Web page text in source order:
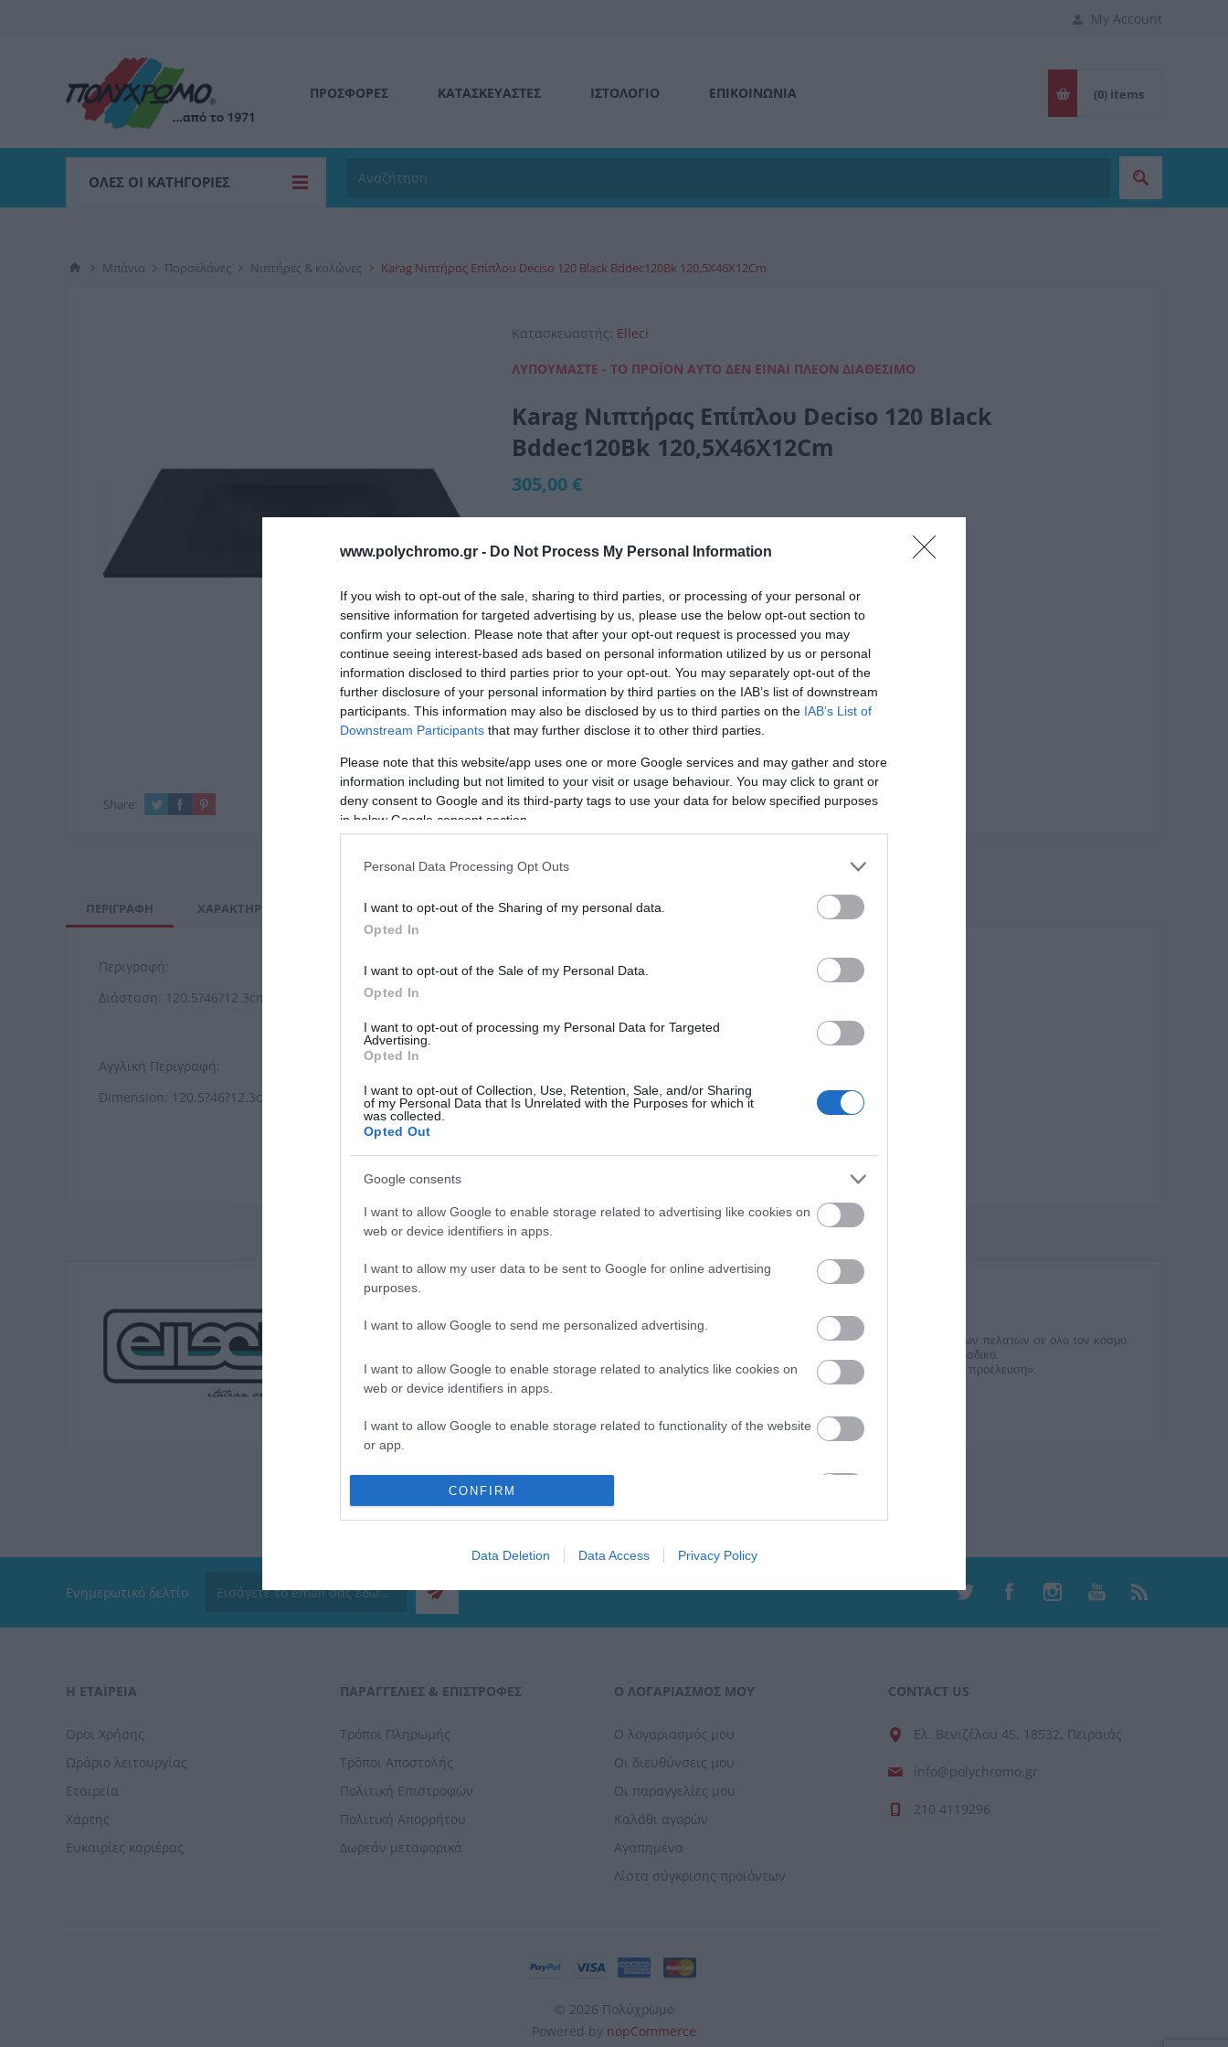
www.polychromo.gr - Do Not Process My Personal Information
If you wish to opt-out of the sale, sharing to third parties, or processing of your personal or
sensitive information for targeted advertising by us, please use the below opt-out section to
confirm your selection. Please note that after your opt-out request is processed you may
continue seeing interest-based ads based on personal information utilized by us or personal
information disclosed to third parties prior to your opt-out. You may separately opt-out of the
further disclosure of your personal information by third parties on the IAB’s list of downstream
participants. This information may also be disclosed by us to third parties on the IAB’s List of
Downstream Participants that may further disclose it to other third parties.
Please note that this website/app uses one or more Google services and may gather and store
information including but not limited to your visit or usage behaviour. You may click to grant or
deny consent to Google and its third-party tags to use your data for below specified purposes
in below Google consent section.
Personal Data Processing Opt Outs
I want to opt-out of the Sharing of my personal data.
Opted In
I want to opt-out of the Sale of my Personal Data.
Opted In
I want to opt-out of processing my Personal Data for Targeted
Advertising.
Opted In
I want to opt-out of Collection, Use, Retention, Sale, and/or Sharing
of my Personal Data that Is Unrelated with the Purposes for which it
was collected.
Opted Out
Google consents
I want to allow Google to enable storage related to advertising like cookies on
web or device identifiers in apps.
I want to allow my user data to be sent to Google for online advertising
purposes.
I want to allow Google to send me personalized advertising.
I want to allow Google to enable storage related to analytics like cookies on
web or device identifiers in apps.
I want to allow Google to enable storage related to functionality of the website
or app.
I want to allow Google to enable storage related to personalization.
I want to allow Google to enable storage related to security, including
authentication functionality and fraud prevention, and other user protection.
CONFIRM
Data Deletion Data Access Privacy Policy
My Account
ΠΡΟΣΦΟΡΕΣ ΚΑΤΑΣΚΕΥΑΣΤΕΣ ΙΣΤΟΛΌΓΙΟ ΕΠΙΚΟΙΝΩΝΊΑ (0) items
ΌΛΕΣ ΟΙ ΚΑΤΗΓΟΡΊΕΣ
Μπάνιο Πορσελάνες Νιπτήρες & κολώνες Karag Νιπτήρας Επίπλου Deciso 120 Black Bddec120Bk 120,5X46X12Cm
Κατασκευαστής: Elleci
ΛΥΠΟΎΜΑΣΤΕ - ΤΟ ΠΡΟΪΌΝ ΑΥΤΌ ΔΕΝ ΕΊΝΑΙ ΠΛΈΟΝ ΔΙΑΘΈΣΙΜΟ
Karag Νιπτήρας Επίπλου Deciso 120 Black
Bddec120Bk 120,5X46X12Cm
305,00 €
Μη Διαθέσιμο
ΚΩΔΙΚΟΣ: BDDEC120BK46
Share:
ΠΕΡΙΓΡΑΦΉ ΧΑΡΑΚΤΗΡΙΣΤΙΚΆ ΚΌΣΤΟΣ ΜΕΤΑΦΟΡΙΚΏΝ ΕΠΙΚΟΙΝΩΝΊΑ
Περιγραφή:
Διάσταση: 120.5?46?12.3cm
Αγγλική Περιγραφή:
Dimension: 120.5?46?12.3cm
έχει προϊόντα και υπηρεσίες που μπορούν να βελτιώσουν σήμερα τις καθημερινές εμπειρίες των πελατών σε όλο τον κόσμο.
Αυτή είναι μια φιλοσοφία που τους ξεχωρίζει, που κάνει το ταξίδι προς τους φιλόδοξους στόχους μας μοναδικό.
Βοηθώντας στη βελτίωση του αύριο δημιουργώντας νέες και καλύτερες λύσεις βασισμένες στην «Ιταλική προέλευση».
Ενημερωτικό δελτίο
Η ΕΤΑΙΡΕΙΑ
Οροι Χρήσης
Ωράριο λειτουργίας
Εταιρεία
Χάρτης
Ευκαιρίες καριέρας
ΠΑΡΑΓΓΕΛΊΕΣ & ΕΠΙΣΤΡΟΦΈΣ
Τρόποι Πληρωμής
Τρόποι Αποστολής
Πολιτική Επιστροφών
Πολιτική Απορρήτου
Δωρεάν μεταφορικά
Ο ΛΟΓΑΡΙΑΣΜΌΣ ΜΟΥ
Ο λογαριασμός μου
Οι διευθύνσεις μου
Οι παραγγελίες μου
Καλάθι αγορών
Αγαπημένα
Λίστα σύγκρισης προϊόντων
CONTACT US
Ελ. Βενιζέλου 45, 18532, Πειραιάς
info@polychromo.gr
210 4119296
© 2026 Πολύχρωμο
Powered by nopCommerce